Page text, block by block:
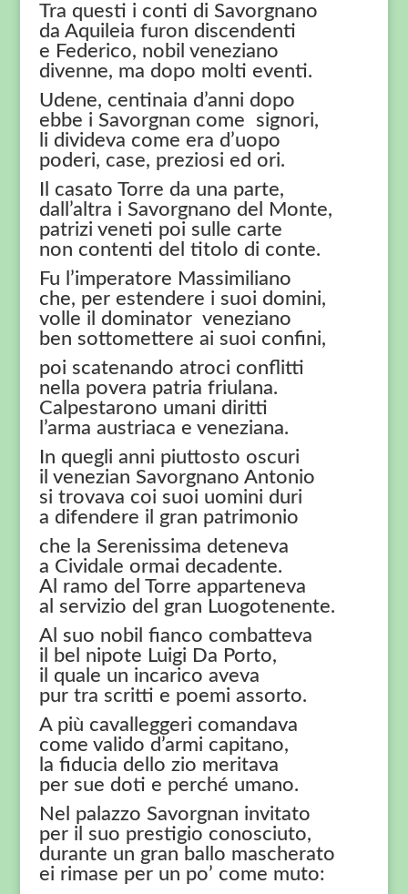
Tra questi i conti di Savorgnano
da Aquileia furon discendenti
e Federico, nobil veneziano
divenne, ma dopo molti eventi.
Udene, centinaia d’anni dopo
ebbe i Savorgnan come signori,
li divideva come era d’uopo
poderi, case, preziosi ed ori.
Il casato Torre da una parte,
dall’altra i Savorgnano del Monte,
patrizi veneti poi sulle carte
non contenti del titolo di conte.
Fu l’imperatore Massimiliano
che, per estendere i suoi domini,
volle il dominator veneziano
ben sottomettere ai suoi confini,
poi scatenando atroci conflitti
nella povera patria friulana.
Calpestarono umani diritti
l’arma austriaca e veneziana.
In quegli anni piuttosto oscuri
il venezian Savorgnano Antonio
si trovava coi suoi uomini duri
a difendere il gran patrimonio
che la Serenissima deteneva
a Cividale ormai decadente.
Al ramo del Torre apparteneva
al servizio del gran Luogotenente.
Al suo nobil fianco combatteva
il bel nipote Luigi Da Porto,
il quale un incarico aveva
pur tra scritti e poemi assorto.
A più cavalleggeri comandava
come valido d’armi capitano,
la fiducia dello zio meritava
per sue doti e perché umano.
Nel palazzo Savorgnan invitato
per il suo prestigio conosciuto,
durante un gran ballo mascherato
ei rimase per un po’ come muto: